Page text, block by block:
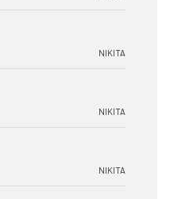
NIKITA
NIKITA
NIKITA